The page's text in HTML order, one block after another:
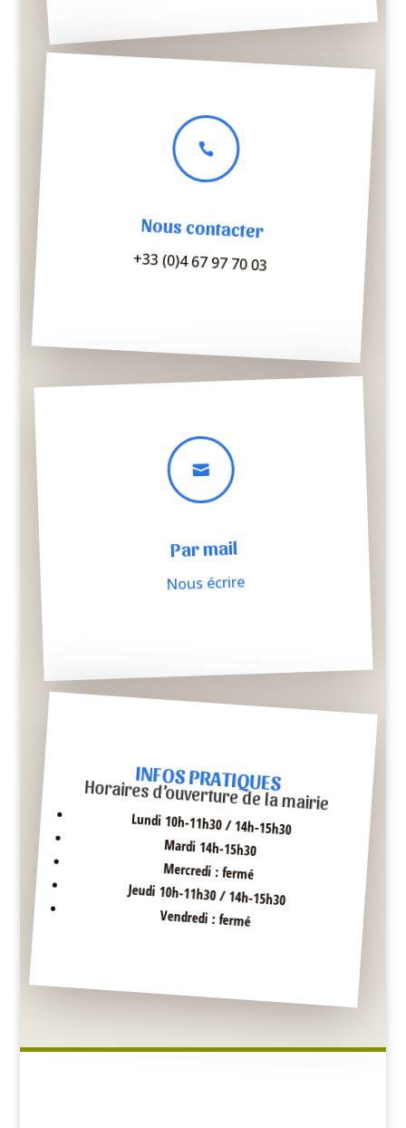

Nous contacter
+33 (0)4 67 97 70 03

Par mail
Nous écrire
INFOS PRATIQUES
Horaires d’ouverture de la mairie
Lundi 10h-11h30 / 14h-15h30
Mardi 14h-15h30
Mercredi : fermé
Jeudi 10h-11h30 / 14h-15h30
Vendredi : fermé